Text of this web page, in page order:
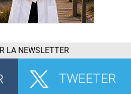
LA NEWSLETTER